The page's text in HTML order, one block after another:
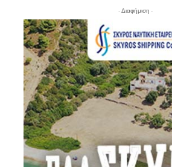
- Διαφήμιση -